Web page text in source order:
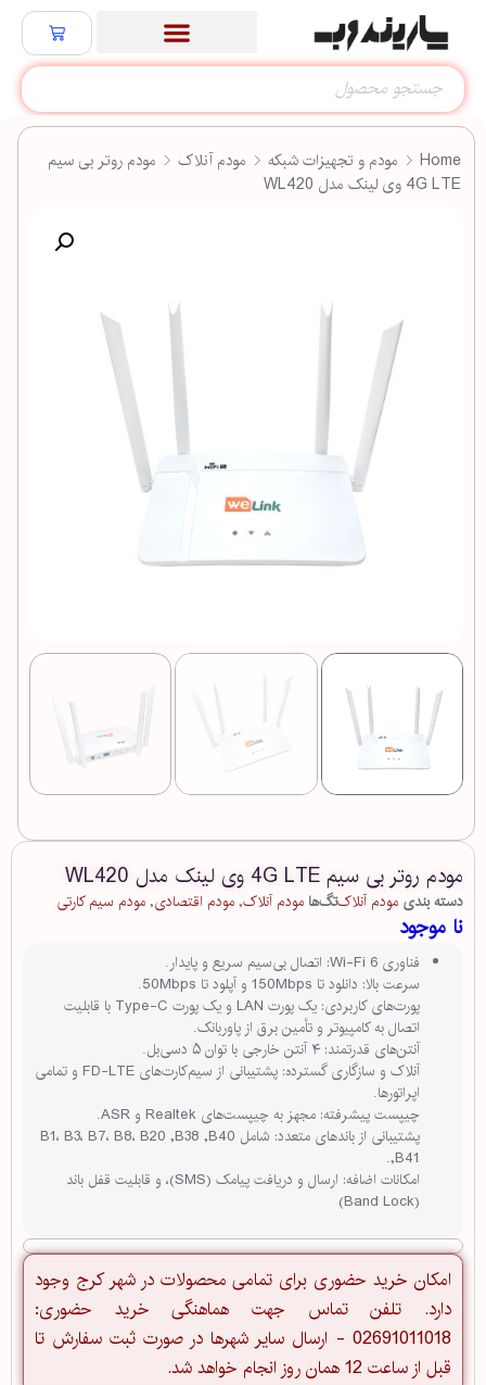
Home مودم و تجهیزات شبکه مودم آنلاک
مودم روتر بی سیم
4G LTE وی لینک مدل WL420
مودم روتر بی سیم 4G LTE وی لینک مدل WL420
دسته بندی مودم آنلاکتگ‌ها مودم آنلاک,مودم اقتصادی,مودم سیم کارتی
نا موجود
فناوری Wi-Fi 6: اتصال بی‌سیم سریع و پایدار.
سرعت بالا: دانلود تا 150Mbps و آپلود تا 50Mbps.
پورت‌های کاربردی: یک پورت LAN و یک پورت Type-C با قابلیت
اتصال به کامپیوتر و تأمین برق از پاوربانک.
آنتن‌های قدرتمند: ۴ آنتن خارجی با توان ۵ دسی‌بل.
آنلاک و سازگاری گسترده: پشتیبانی از سیم‌کارت‌های FD-LTE و تمامی
اپراتورها.
چیپست پیشرفته: مجهز به چیپست‌های Realtek و ASR.
پشتیبانی از باندهای متعدد: شامل B1، B3، B7، B8، B20 ,B38 ,B40
,B41.
امکانات اضافه: ارسال و دریافت پیامک (SMS)، و قابلیت قفل باند
(Band Lock)
امکان خرید حضوری برای تمامی محصولات در شهر کرج وجود
دارد. تلفن تماس جهت هماهنگی خرید حضوری:
02691011018 - ارسال سایر شهرها در صورت ثبت سفارش تا
قبل از ساعت 12 همان روز انجام خواهد شد.